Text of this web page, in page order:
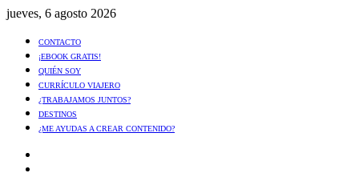
jueves, 6 agosto 2026
CONTACTO
¡EBOOK GRATIS!
QUIÉN SOY
CURRÍCULO VIAJERO
¿TRABAJAMOS JUNTOS?
DESTINOS
¿ME AYUDAS A CREAR CONTENIDO?